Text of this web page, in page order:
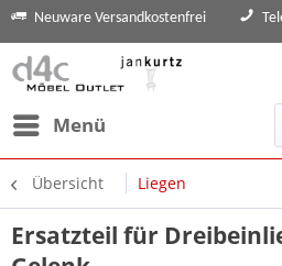
Neuware Versandkostenfrei
Menü
Übersicht Liegen
Ersatzteil für